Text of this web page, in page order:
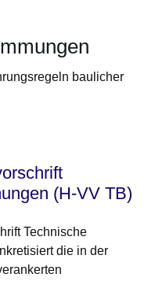
baulicher
(H-VV TB)
Technische
die in der